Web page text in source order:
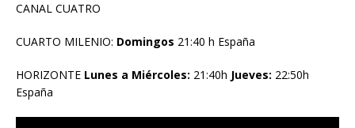
CANAL CUATRO
CUARTO MILENIO: Domingos 21:40 h España
HORIZONTE Lunes a Miércoles: 21:40h Jueves: 22:50h
España